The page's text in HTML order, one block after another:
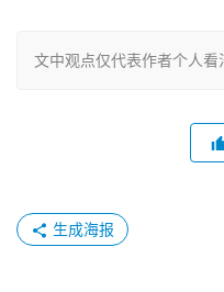
文中观点仅代表作者个人看
生成海报